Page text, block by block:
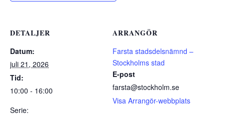
DETALJER
Datum:
juli 21, 2026
Tid:
10:00 - 16:00
Serie:
ARRANGÖR
Farsta stadsdelsnämnd –
Stockholms stad
E-post
farsta@stockholm.se
Visa Arrangör-webbplats